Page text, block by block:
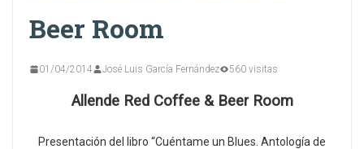
Beer Room
01/04/2014 José Luis García Fernández 560 visitas
Allende Red Coffee & Beer Room
Presentación del libro “Cuéntame un Blues. Antología de